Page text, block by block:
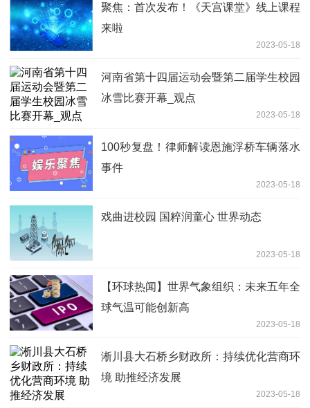
聚焦：首次发布！《天宫课堂》线上课程
来啦
2023-05-18
河南省第十四届运动会暨第二届学生校园
冰雪比赛开幕_观点
2023-05-18
100秒复盘！律师解读恩施浮桥车辆落水
事件
2023-05-18
戏曲进校园 国粹润童心 世界动态
2023-05-18
【环球热闻】世界气象组织：未来五年全
球气温可能创新高
2023-05-18
淅川县大石桥乡财政所：持续优化营商环
境 助推经济发展
2023-05-18